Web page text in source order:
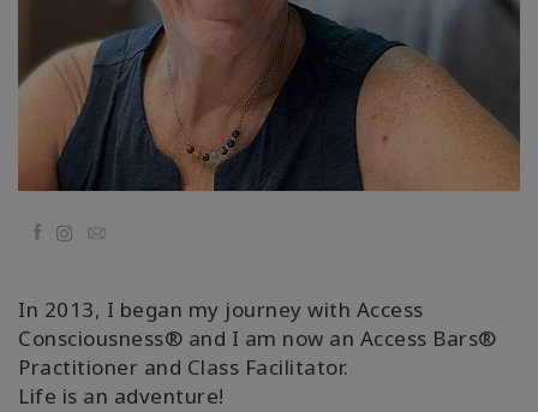
Clases
Facilitadores
CONTACTO
FacebookEmail
In 2013, I began my journey with Access
Consciousness® and I am now an Access Bars®
Practitioner and Class Facilitator.
Life is an adventure!